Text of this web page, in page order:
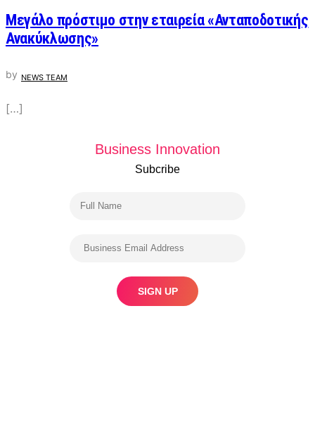
Μεγάλο πρόστιμο στην εταιρεία «Ανταποδοτικής
Ανακύκλωσης»
by NEWS TEAM
[…]
Business Innovation
Subcribe